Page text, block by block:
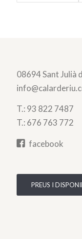
08694 Sant Julià
T.: 93 822 7487
T.: 676 763 772
facebook
PREUS I